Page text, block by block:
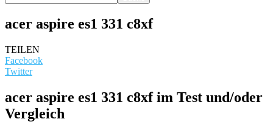
acer aspire es1 331 c8xf
TEILEN
Facebook
Twitter
acer aspire es1 331 c8xf im Test und/oder
Vergleich